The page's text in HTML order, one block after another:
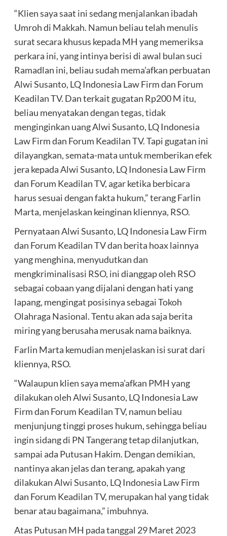
“Klien saya saat ini sedang menjalankan ibadah
Umroh di Makkah. Namun beliau telah menulis
surat secara khusus kepada MH yang memeriksa
perkara ini, yang intinya berisi di awal bulan suci
Ramadlan ini, beliau sudah mema’afkan perbuatan
Alwi Susanto, LQ Indonesia Law Firm dan Forum
Keadilan TV. Dan terkait gugatan Rp200 M itu,
beliau menyatakan dengan tegas, tidak
menginginkan uang Alwi Susanto, LQ Indonesia
Law Firm dan Forum Keadilan TV. Tapi gugatan ini
dilayangkan, semata-mata untuk memberikan efek
jera kepada Alwi Susanto, LQ Indonesia Law Firm
dan Forum Keadilan TV, agar ketika berbicara
harus sesuai dengan fakta hukum,” terang Farlin
Marta, menjelaskan keinginan kliennya, RSO.
Pernyataan Alwi Susanto, LQ Indonesia Law Firm
dan Forum Keadilan TV dan berita hoax lainnya
yang menghina, menyudutkan dan
mengkriminalisasi RSO, ini dianggap oleh RSO
sebagai cobaan yang dijalani dengan hati yang
lapang, mengingat posisinya sebagai Tokoh
Olahraga Nasional. Tentu akan ada saja berita
miring yang berusaha merusak nama baiknya.
Farlin Marta kemudian menjelaskan isi surat dari
kliennya, RSO.
“Walaupun klien saya mema’afkan PMH yang
dilakukan oleh Alwi Susanto, LQ Indonesia Law
Firm dan Forum Keadilan TV, namun beliau
menjunjung tinggi proses hukum, sehingga beliau
ingin sidang di PN Tangerang tetap dilanjutkan,
sampai ada Putusan Hakim. Dengan demikian,
nantinya akan jelas dan terang, apakah yang
dilakukan Alwi Susanto, LQ Indonesia Law Firm
dan Forum Keadilan TV, merupakan hal yang tidak
benar atau bagaimana,” imbuhnya.
Atas Putusan MH pada tanggal 29 Maret 2023